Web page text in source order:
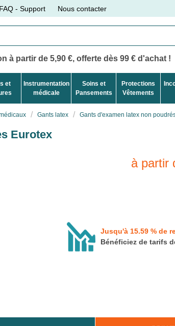
FAQ - Support Nous contacter
à partir de 5,90 €, offerte dès 99 € d'achat !
et
Instrumentation
médicale
Soins et
Pansements
Protections
Vêtements
Gants latex Gants d'examen latex non
Eurotex
à partir
Jusqu'à 15.59 % de
Bénéficiez de tarifs